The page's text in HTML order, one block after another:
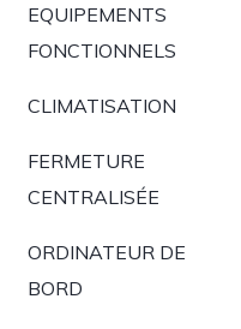
EQUIPEMENTS
FONCTIONNELS
CLIMATISATION
FERMETURE
CENTRALISÉE
ORDINATEUR DE
BORD